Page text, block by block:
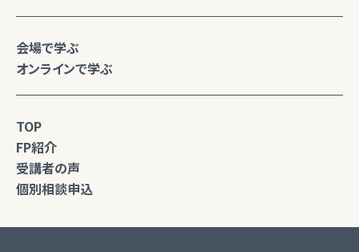
会場で学ぶ
オンラインで学ぶ
TOP
FP紹介
受講者の声
個別相談申込